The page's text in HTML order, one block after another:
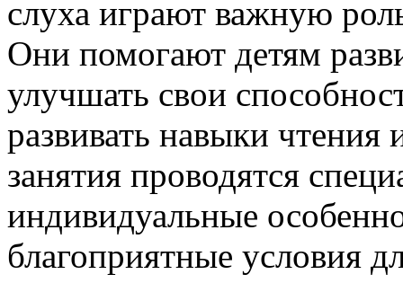
слуха играют важную
Они помогают детям
улучшать свои
развивать навыки
занятия проводятся
индивидуальные
благоприятные условия